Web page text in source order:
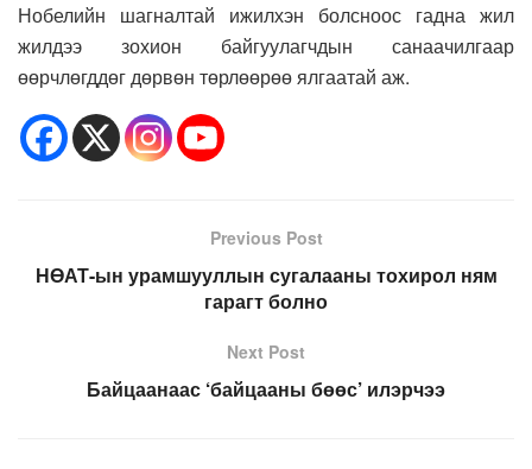
Нобелийн шагналтай ижилхэн болсноос гадна жил
жилдээ зохион байгуулагчдын санаачилгаар
өөрчлөгддөг дөрвөн төрлөөрөө ялгаатай аж.
Previous Post
НӨАТ-ын урамшууллын сугалааны тохирол ням
гарагт болно
Next Post
Байцаанаас ‘байцааны бөөс’ илэрчээ